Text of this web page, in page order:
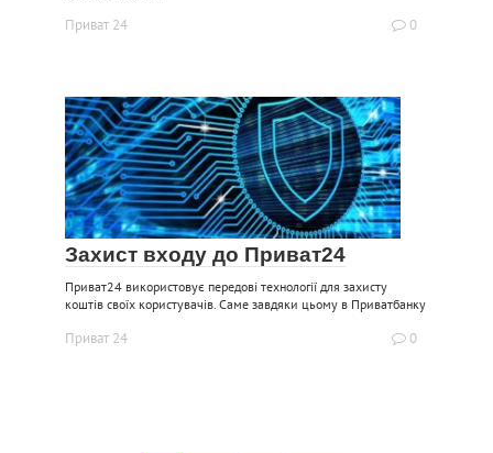
Приват 24 0
Захист входу до Приват24
Приват24 використовує передові технології для захисту
коштів своїх користувачів. Саме завдяки цьому в Приватбанку
Приват 24 0